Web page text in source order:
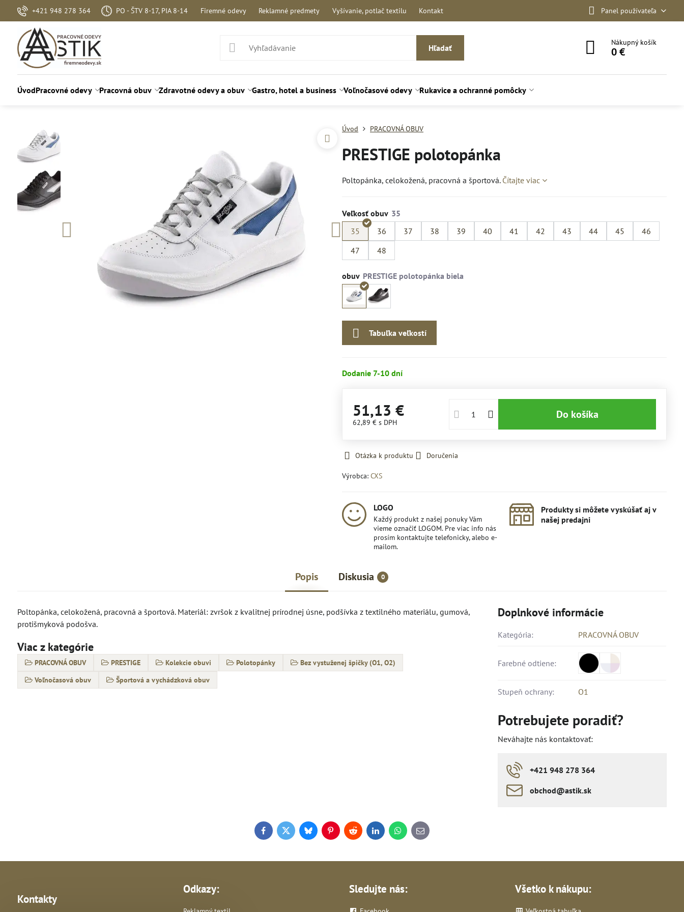
+421 948 278 364 PO - ŠTV 8-17, PIA 8-14 Firemné odevy Reklamné predmety Vyšívanie, potlač textilu Kontakt Panel používateľa
Hľadať
Nákupný košík
0 €
ÚvodPracovné odevy Pracovná obuv Zdravotné odevy a obuv Gastro, hotel a business Voľnočasové odevy Rukavice a ochranné pomôcky
Úvod PRACOVNÁ OBUV
PRESTIGE polotopánka
Poltopánka, celokožená, pracovná a športová. Čítajte viac
Veľkosť obuv
35
36 37 38 39 40 41 42 43 44 45
46
47
48
obuv
Tabuľka veľkostí
Dodanie 7-10 dní
51,13 €
62,89 € s DPH
Do košíka
Otázka k produktu Doručenia
Výrobca: CXS
LOGO
Každý produkt z našej ponuky Vám
vieme označiť LOGOM. Pre viac info nás
prosím kontaktujte telefonicky, alebo e-
mailom.
Produkty si môžete vyskúšať aj v
našej predajni
Popis Diskusia 0
Poltopánka, celokožená, pracovná a športová. Materiál: zvršok z kvalitnej prírodnej úsne, podšívka z textilného materiálu, gumová,
protišmyková podošva.
Viac z kategórie
PRACOVNÁ OBUV PRESTIGE Kolekcie obuvi Polotopánky
Bez vystuženej špičky (O1, O2)
Voľnočasová obuv
Športová a vychádzková obuv
Doplnkové informácie
Kategória: PRACOVNÁ OBUV
Farebné odtiene:
Stupeň ochrany: O1
Potrebujete poradiť?
Neváhajte nás kontaktovať:
+421 948 278 364
obchod​​@astik​​.sk
FacebookTwitterBlueskyPinterestRedditLinkedInWhatsApp
E-
mail
Kontakty
Odkazy: Sledujte nás: Všetko k nákupu: